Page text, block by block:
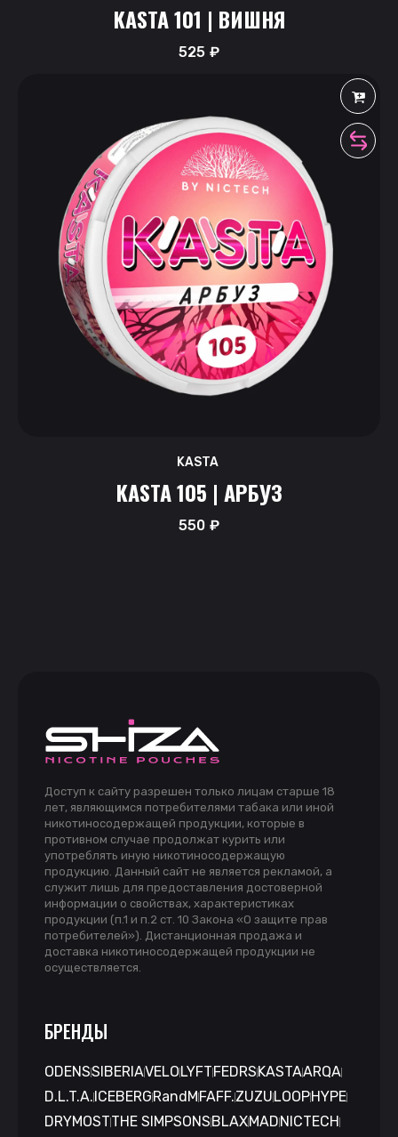
KASTA 101 | ВИШНЯ
525₽
KASTA
KASTA 105 | АРБУЗ
550₽
Доступ к сайту разрешен только лицам старше 18
лет, являющимся потребителями табака или иной
никотиносодержащей продукции, которые в
противном случае продолжат курить или
употреблять иную никотиносодержащую
продукцию. Данный сайт не является рекламой, а
служит лишь для предоставления достоверной
информации о свойствах, характеристиках
продукции (п.1 и п.2 ст. 10 Закона «О защите прав
потребителей»). Дистанционная продажа и
доставка никотиносодержащей продукции не
осуществляется.
БРЕНДЫ
ODENSSIBERIAVELO LYFT FEDRS KASTAARQA
D.L.T.A. ICEBERG RandM FAFF.ZUZU LOOPHYPE
DRYMOSTTHE SIMPSONS BLAXMAD NICTECH